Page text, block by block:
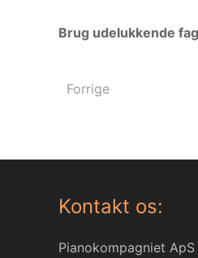
Brug udelukkende
Forrige
Kontakt os:
Pianokompagniet ApS